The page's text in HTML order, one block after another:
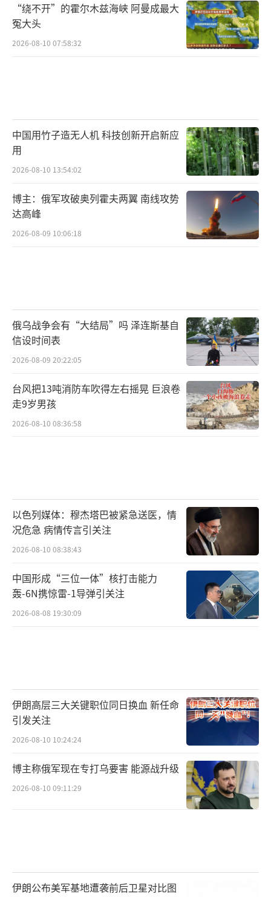
“绕不开”的霍尔木兹海峡 阿曼成最大
冤大头
2026-08-10 07:58:32
中国用竹子造无人机 科技创新开启新应
用
2026-08-10 13:54:02
博主：俄军攻破奥列霍夫两翼 南线攻势
达高峰
2026-08-09 10:06:18
俄乌战争会有“大结局”吗 泽连斯基自
信设时间表
2026-08-09 20:22:05
台风把13吨消防车吹得左右摇晃 巨浪卷
走9岁男孩
2026-08-10 08:36:58
以色列媒体：穆杰塔巴被紧急送医，情
况危急 病情传言引关注
2026-08-10 08:38:43
中国形成“三位一体”核打击能力
轰-6N携惊雷-1导弹引关注
2026-08-08 19:30:09
伊朗高层三大关键职位同日换血 新任命
引发关注
2026-08-10 10:24:24
博主称俄军现在专打乌要害 能源战升级
2026-08-10 09:11:29
伊朗公布美军基地遭袭前后卫星对比图